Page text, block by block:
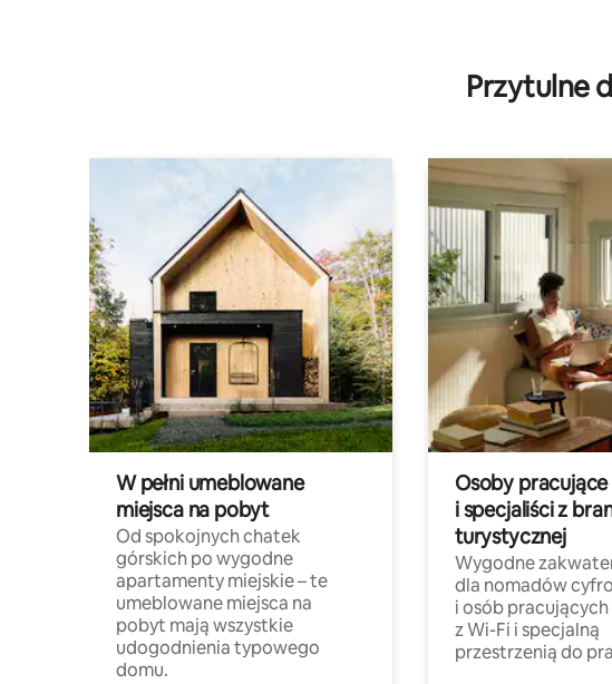
Przytulne
W pełni umeblowane
miejsca na pobyt
Od spokojnych chatek
górskich po wygodne
apartamenty miejskie – te
umeblowane miejsca na
pobyt mają wszystkie
udogodnienia typowego
domu.
Osoby
i specjaliści z
turystycznej
Wygodne
dla nomadów
i osób
z Wi-Fi i specjalną
przestrzenią do